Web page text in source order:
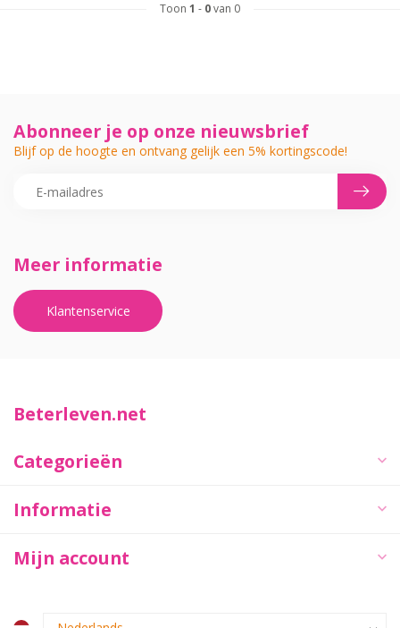
Toon 1 - 0van 0
Meer informatie
Klantenservice
Abonneer je op onze nieuwsbrief
Blijf op de hoogte en ontvang gelijk een 5% kortingscode!
Beterleven.net
Categorieën
Informatie
Mijn account